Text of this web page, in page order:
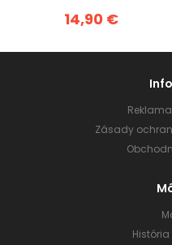
14,90 €
Zásady